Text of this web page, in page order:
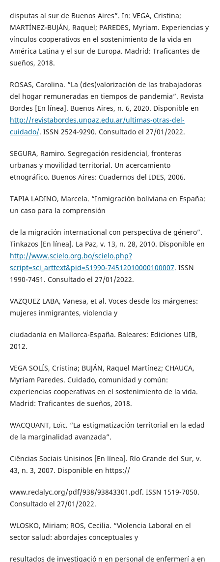
disputas al sur de Buenos Aires”. In: VEGA, Cristina;
MARTÍNEZ-BUJÁN, Raquel; PAREDES, Myriam. Experiencias y
vínculos cooperativos en el sostenimiento de la vida en
América Latina y el sur de Europa. Madrid: Traficantes de
sueños, 2018.
ROSAS, Carolina. “La (des)valorización de las trabajadoras
del hogar remuneradas en tiempos de pandemia”. Revista
Bordes [En línea]. Buenos Aires, n. 6, 2020. Disponible en
http://revistabordes.unpaz.edu.ar/ultimas-otras-del-
cuidado/. ISSN 2524-9290. Consultado el 27/01/2022.
SEGURA, Ramiro. Segregación residencial, fronteras
urbanas y movilidad territorial. Un acercamiento
etnográfico. Buenos Aires: Cuadernos del IDES, 2006.
TAPIA LADINO, Marcela. “Inmigración boliviana en España:
un caso para la comprensión
de la migración internacional con perspectiva de género”.
Tinkazos [En línea]. La Paz, v. 13, n. 28, 2010. Disponible en
http://www.scielo.org.bo/scielo.php?
script=sci_arttext&pid=S1990-74512010000100007. ISSN
1990-7451. Consultado el 27/01/2022.
VAZQUEZ LABA, Vanesa, et al. Voces desde los márgenes:
mujeres inmigrantes, violencia y
ciudadanía en Mallorca-España. Baleares: Ediciones UIB,
2012.
VEGA SOLÍS, Cristina; BUJÁN, Raquel Martínez; CHAUCA,
Myriam Paredes. Cuidado, comunidad y común:
experiencias cooperativas en el sostenimiento de la vida.
Madrid: Traficantes de sueños, 2018.
WACQUANT, Loïc. “La estigmatización territorial en la edad
de la marginalidad avanzada”.
Ciências Sociais Unisinos [En línea]. Río Grande del Sur, v.
43, n. 3, 2007. Disponible en https://
www.redalyc.org/pdf/938/93843301.pdf. ISSN 1519-7050.
Consultado el 27/01/2022.
WLOSKO, Miriam; ROS, Cecilia. “Violencia Laboral en el
sector salud: abordajes conceptuales y
resultados de investigació n en personal de enfermerí a en